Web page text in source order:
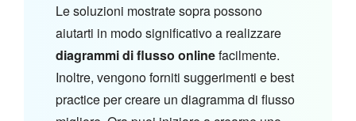
Le soluzioni mostrate sopra possono
aiutarti in modo significativo a realizzare
diagrammi di flusso onlinefacilmente.
Inoltre, vengono forniti suggerimenti e best
practice per creare un diagramma di flusso